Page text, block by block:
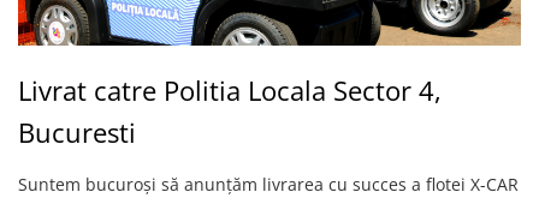
Livrat catre Politia Locala Sector 4,
Bucuresti
Suntem bucuroși să anunțăm livrarea cu succes a flotei X-CAR